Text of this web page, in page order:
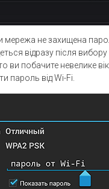
мережа не захищена
відразу після
ви побачите невелике
пароль від Wi-Fi.